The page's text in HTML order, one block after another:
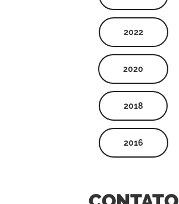
2022
2020
2018
2016